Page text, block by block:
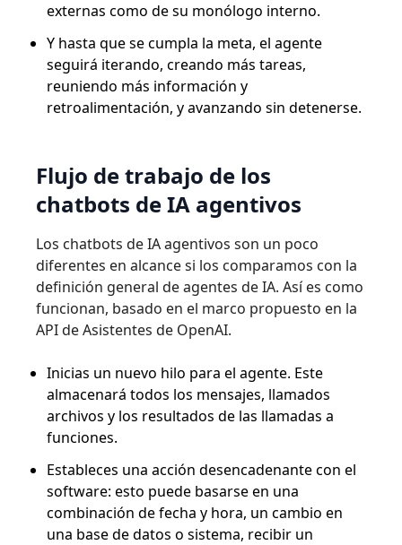
externas como de su monólogo interno.
Y hasta que se cumpla la meta, el agente
seguirá iterando, creando más tareas,
reuniendo más información y
retroalimentación, y avanzando sin detenerse.
Flujo de trabajo de los
chatbots de IA agentivos
Los chatbots de IA agentivos son un poco
diferentes en alcance si los comparamos con la
definición general de agentes de IA. Así es como
funcionan, basado en el marco propuesto en la
API de Asistentes de OpenAI.
Inicias un nuevo hilo para el agente. Este
almacenará todos los mensajes, llamados
archivos y los resultados de las llamadas a
funciones.
Estableces una acción desencadenante con el
software: esto puede basarse en una
combinación de fecha y hora, un cambio en
una base de datos o sistema, recibir un